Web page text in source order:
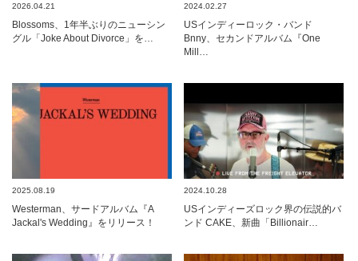
2026.04.21
Blossoms、1年半ぶりのニューシン
グル「Joke About Divorce」を…
2024.02.27
USインディーロック・バンド
Bnny、セカンドアルバム『One
Mill…
2025.08.19
Westerman、サードアルバム『A
Jackal's Wedding』をリリース！
2024.10.28
USインディーズロック界の伝説的バ
ンド CAKE、新曲「Billionair…